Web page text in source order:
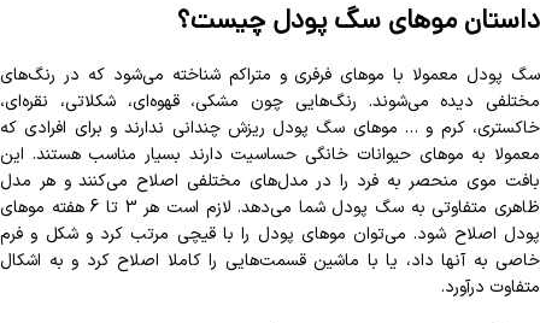
داستان موهای سگ پودل چیست؟
سگ پودل معمولا با موهای فرفری و متراکم شناخته می‌شود که در رنگ‌های
مختلفی دیده می‌شوند. رنگ‌هایی چون مشکی، قهوه‌ای، شکلاتی، نقره‌ای،
خاکستری، کرم و … موهای سگ پودل ریزش چندانی ندارند و برای افرادی که
معمولا به موهای حیوانات خانگی حساسیت دارند بسیار مناسب هستند. این
بافت موی منحصر به فرد را در مدل‌‌های مختلفی اصلاح می‌کنند و هر مدل
ظاهری متفاوتی به سگ پودل شما می‌دهد. لازم است هر 3 تا 6 هفته موهای
پودل اصلاح شود. می‌توان موهای پودل را با قیچی مرتب کرد و شکل و فرم
خاصی به آنها داد، یا با ماشین قسمت‌هایی را کاملا اصلاح کرد و به اشکال
متفاوت درآورد.